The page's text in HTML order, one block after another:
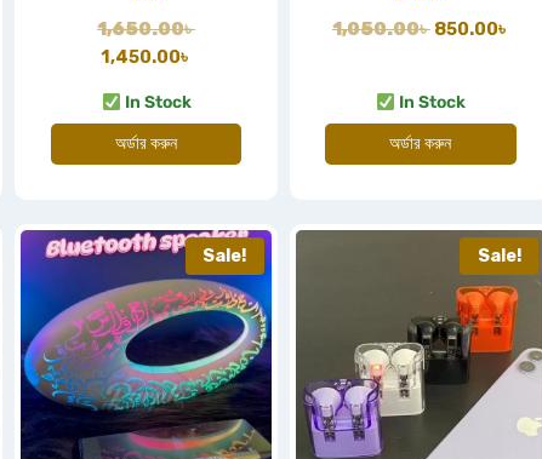
1,650.00৳
1,450.00৳
In Stock
অর্ডার করুন
1,050.00৳ 850.00৳
In Stock
অর্ডার করুন
Sale! Sale!